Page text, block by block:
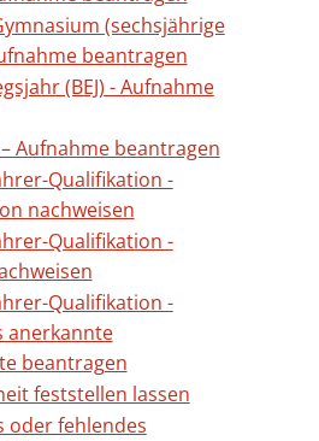
(sechsjährige
beantragen
(BEJ) - Aufnahme
Aufnahme beantragen
Qualifikation -
nachweisen
Qualifikation -
Qualifikation -
anerkannte
beantragen
feststellen lassen
oder fehlendes